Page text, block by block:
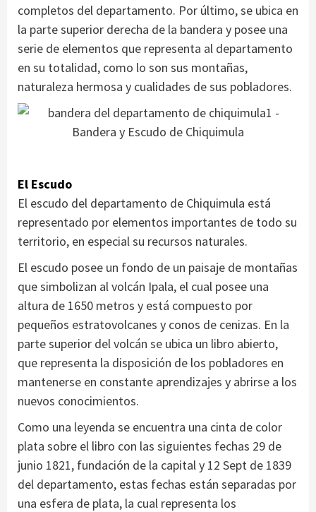
completos del departamento. Por último, se ubica en
la parte superior derecha de la bandera y posee una
serie de elementos que representa al departamento
en su totalidad, como lo son sus montañas,
naturaleza hermosa y cualidades de sus pobladores.
El Escudo
El escudo del departamento de Chiquimula está
representado por elementos importantes de todo su
territorio, en especial su recursos naturales.
El escudo posee un fondo de un paisaje de montañas
que simbolizan al volcán Ipala, el cual posee una
altura de 1650 metros y está compuesto por
pequeños estratovolcanes y conos de cenizas. En la
parte superior del volcán se ubica un libro abierto,
que representa la disposición de los pobladores en
mantenerse en constante aprendizajes y abrirse a los
nuevos conocimientos.
Como una leyenda se encuentra una cinta de color
plata sobre el libro con las siguientes fechas 29 de
junio 1821, fundación de la capital y 12 Sept de 1839
del departamento, estas fechas están separadas por
una esfera de plata, la cual representa los